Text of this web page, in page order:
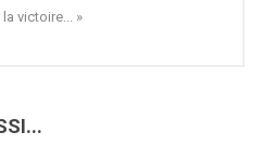
victoire... »